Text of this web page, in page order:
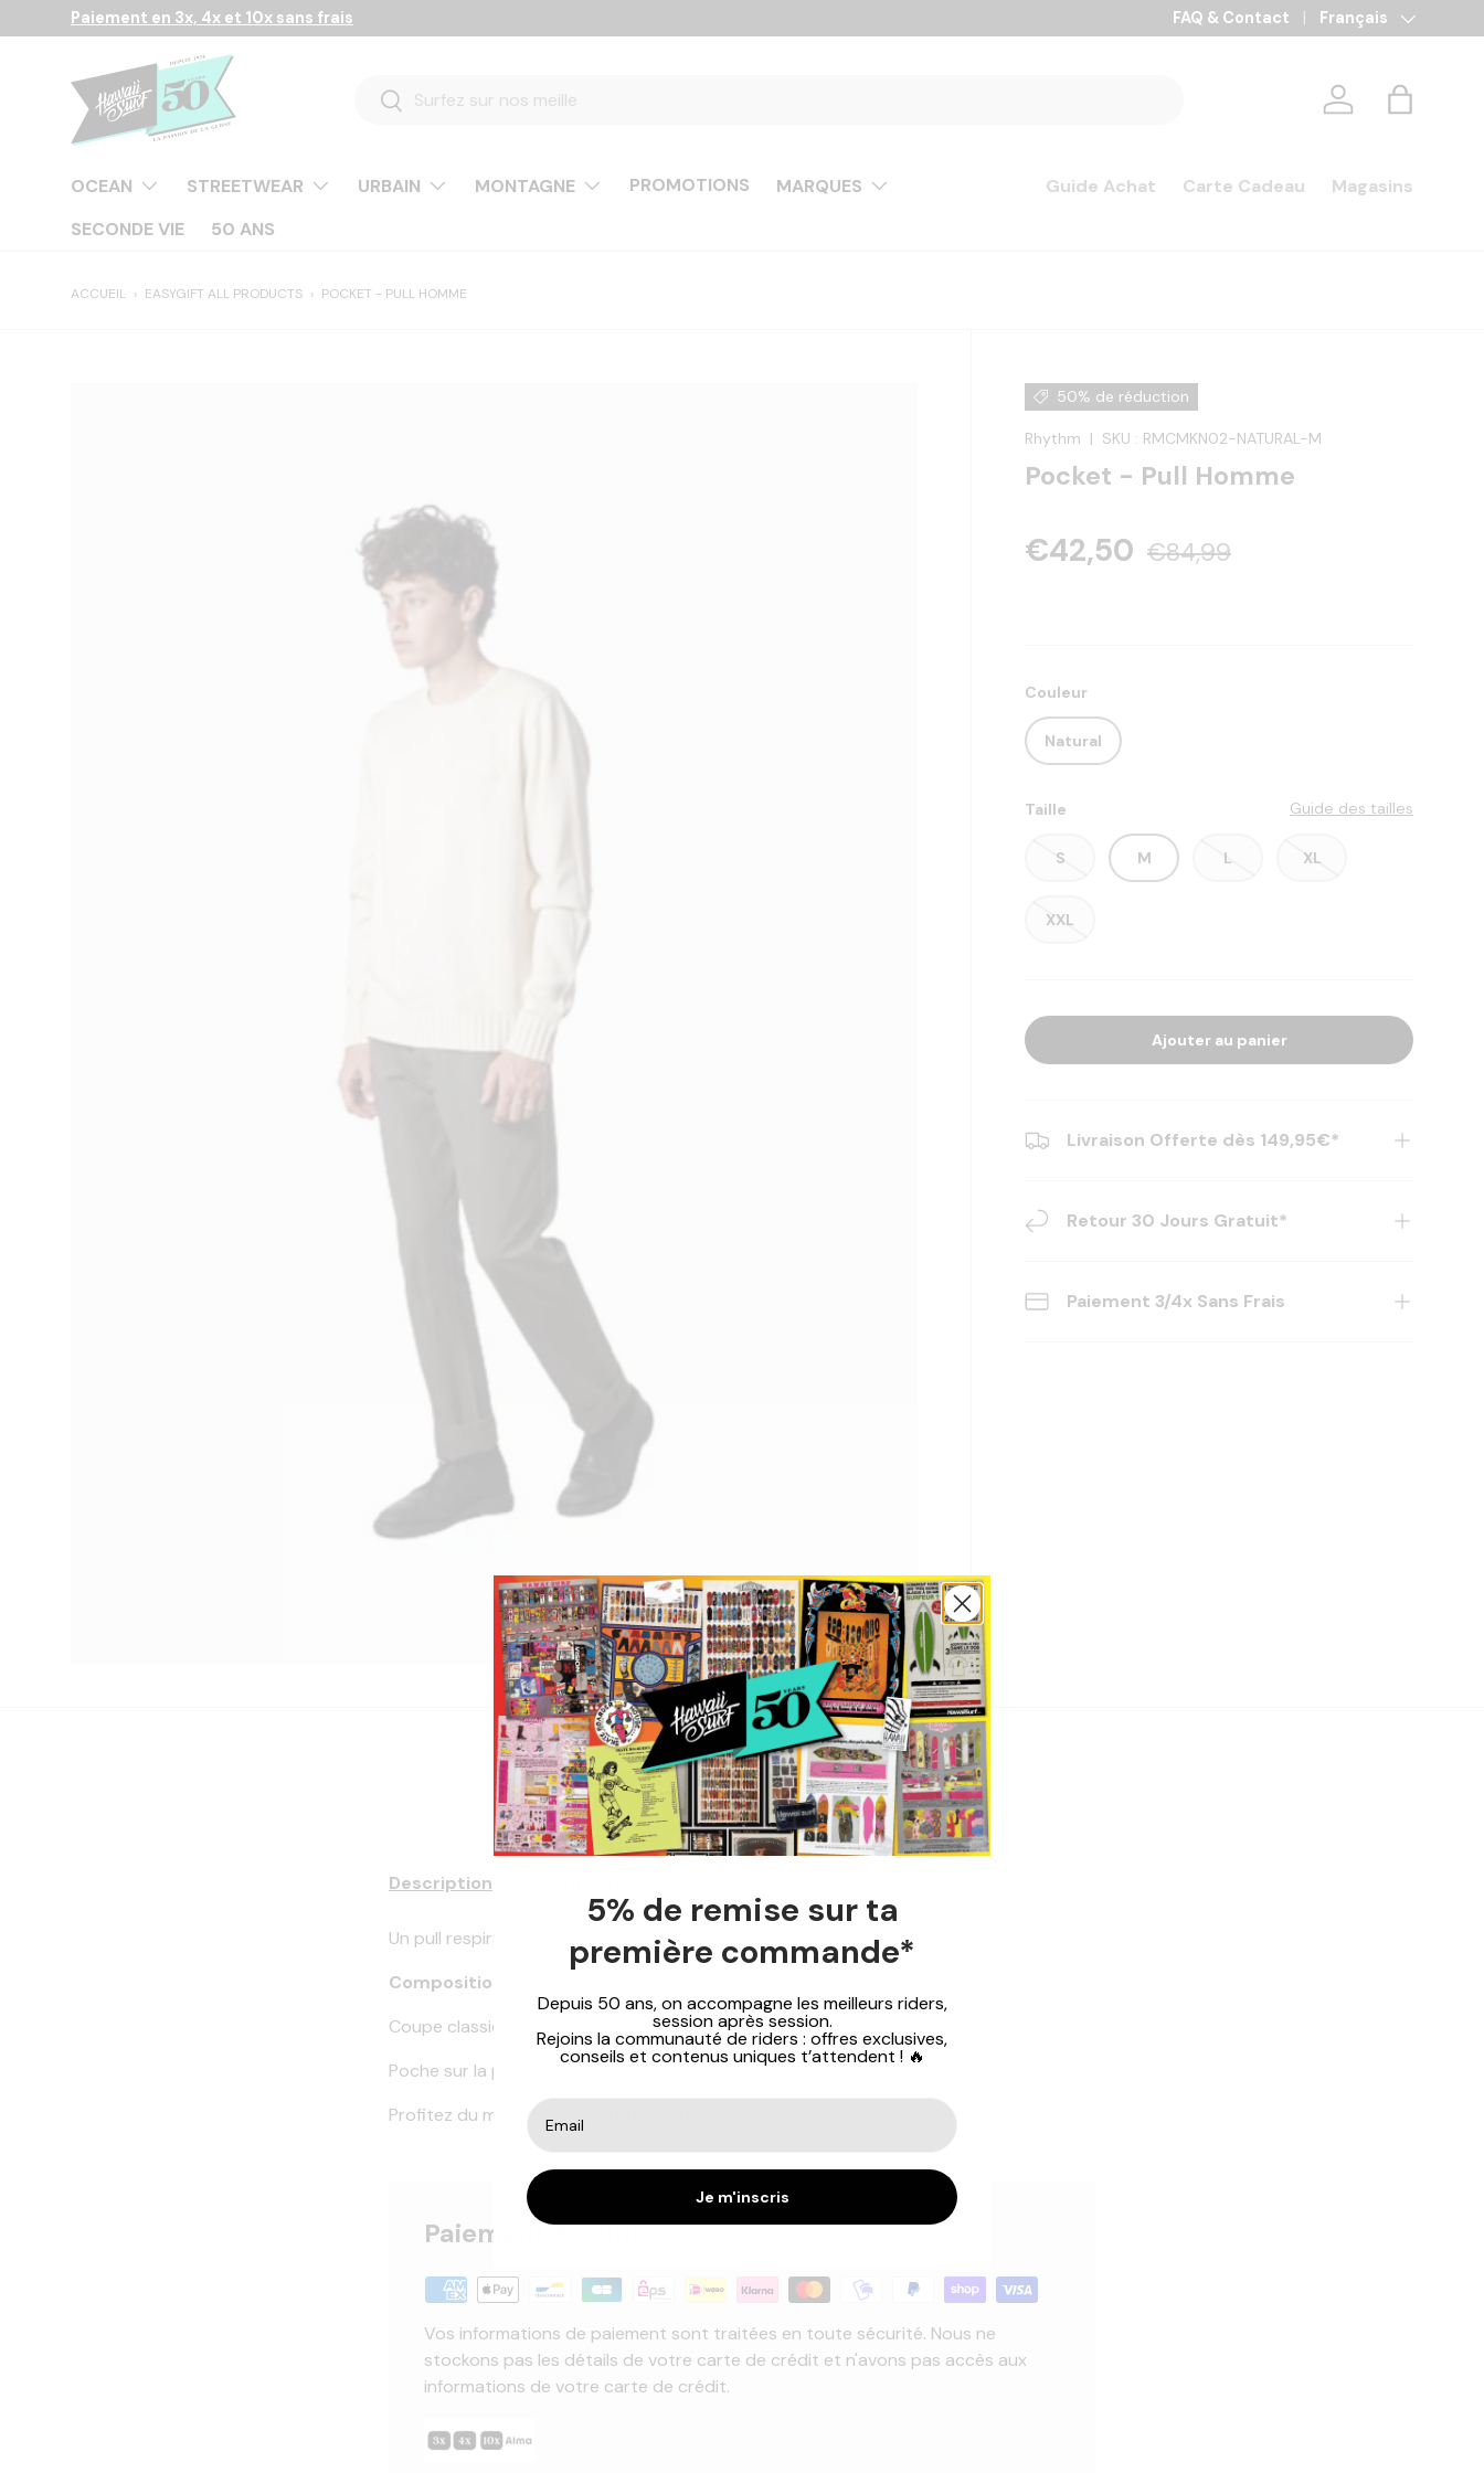
Aller au contenu
Paiement en 3x, 4x et 10x sans frais FAQ & Contact Langue
Français
Recherche
Rechercher Se connecter
Panier
OCEAN STREETWEAR URBAIN MONTAGNE PROMOTIONS
MARQUES
SECONDE VIE
50 ANS
Guide Achat Carte Cadeau Magasins
ACCUEIL › EASYGIFT ALL PRODUCTS › POCKET - PULL HOMME
50% de réduction
Rhythm | SKU : RMCMKN02-NATURAL-M
Pocket - Pull Homme
€42,50 €84,99
Couleur
Natural
Taille Guide des tailles
S M L XL
XXL
Ajouter au panier
Livraison Offerte dès 149,95€*
Retour 30 Jours Gratuit*
Paiement 3/4x Sans Frais
Description
Un pull respirant, confortable et stylé !
Composition :
Coupe classique
Poche sur la poitrine
Profitez du meilleur de
Rhythm
Paiement Sécurisé
Vos informations de paiement sont traitées en toute sécurité. Nous ne
stockons pas les détails de votre carte de crédit et n'avons pas accès aux
informations de votre carte de crédit.
5% de remise sur ta
première commande*
Depuis 50 ans, on accompagne les meilleurs riders,
session après session.
Rejoins la communauté de riders : offres exclusives,
conseils et contenus uniques t’attendent ! 🔥
Je m'inscris